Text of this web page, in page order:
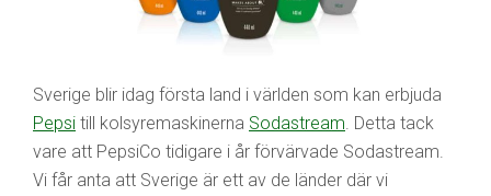
Sverige blir idag första land i världen som kan erbjuda
Pepsi till kolsyremaskinerna Sodastream. Detta tack
vare att PepsiCo tidigare i år förvärvade Sodastream.
Vi får anta att Sverige är ett av de länder där vi